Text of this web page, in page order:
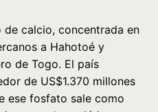
calcio, concentrada en
a Hahotoé y
de Togo. El país
de US$1.370 millones
ese fosfato sale como